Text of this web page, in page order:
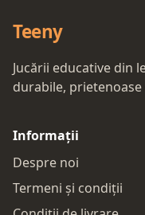
Teeny
Jucării educative din
durabile,
Informații
Despre noi
Termeni și condiții